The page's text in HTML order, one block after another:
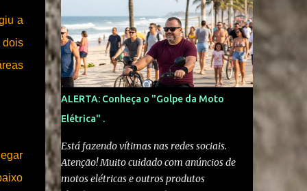
a
pesquisadores e interessados em artes e
crítica contemporânea. As inscrições podem
ser feitas pelo site escult.cultura.gov.br A
formação será ministrada pelo historiador
de arte e professor Kleber Amâncio. Ele é
docente da Universidade Federal do
Recôncavo da Bahia, doutor em História
Social pela Universidade de São Paulo e
pesquisador visitante na Harvard University.
“Em vez de simplesmente reproduzir
modelos eurocentrados de exposição e
ALERTA: Conheça o "Golpe da Moto
Elétrica" .
Está fazendo vítimas nas redes sociais.
Atenção! Muito cuidado com anúncios de
motos elétricas e outros produtos